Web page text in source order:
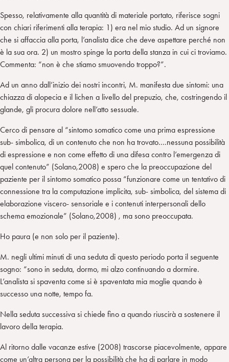
Spesso, relativamente alla quantità di materiale portato, riferisce sogni
con chiari riferimenti alla terapia: 1) era nel mio studio. Ad un signore
che si affaccia alla porta, l’analista dice che deve aspettare perché non
è la sua ora. 2) un mostro spinge la porta della stanza in cui ci troviamo.
Commenta: “non è che stiamo smuovendo troppo?”.
Ad un anno dall’inizio dei nostri incontri, M. manifesta due sintomi: una
chiazza di alopecia e il lichen a livello del prepuzio, che, costringendo il
glande, gli procura dolore nell’atto sessuale.
Cerco di pensare al “sintomo somatico come una prima espressione
sub- simbolica, di un contenuto che non ha trovato….nessuna possibilità
di espressione e non come effetto di una difesa contro l’emergenza di
quel contenuto” (Solano,2008) e spero che la preoccupazione del
paziente per il sintomo somatico possa “funzionare come un tentativo di
connessione tra la computazione implicita, sub- simbolica, del sistema di
elaborazione viscero- sensoriale e i contenuti interpersonali dello
schema emozionale” (Solano,2008) , ma sono preoccupata.
Ho paura (e non solo per il paziente).
M. negli ultimi minuti di una seduta di questo periodo porta il seguente
sogno: “sono in seduta, dormo, mi alzo continuando a dormire.
L’analista si spaventa come si è spaventata mia moglie quando è
successo una notte, tempo fa.
Nella seduta successiva si chiede fino a quando riuscirà a sostenere il
lavoro della terapia.
Al ritorno dalle vacanze estive (2008) trascorse piacevolmente, appare
come un’altra persona per la possibilità che ha di parlare in modo